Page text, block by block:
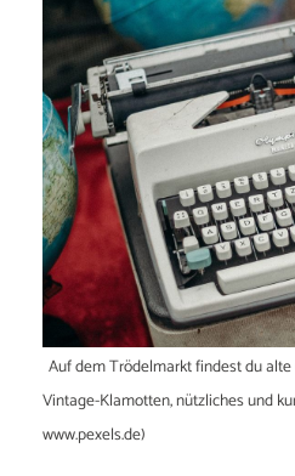
Auf dem Trödelmarkt findest du
Vintage-Klamotten, nützliches und
www.pexels.de)